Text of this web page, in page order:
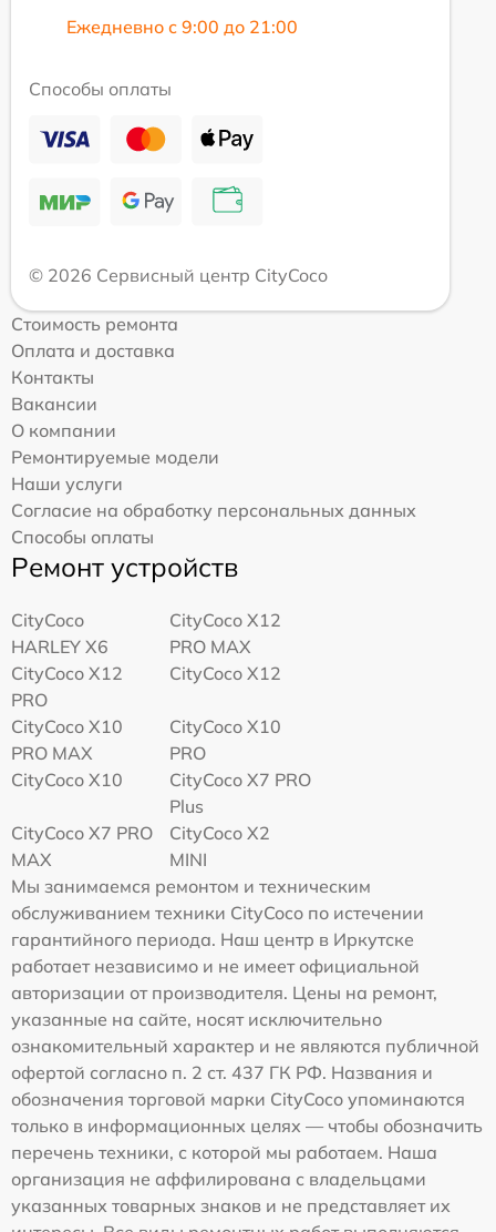
Ежедневно с 9:00 до 21:00
Способы оплаты
© 2026 Сервисный центр CityCoco
Стоимость ремонта
Оплата и доставка
Контакты
Вакансии
О компании
Ремонтируемые модели
Наши услуги
Согласие на обработку персональных данных
Способы оплаты
Ремонт устройств
CityCoco
HARLEY X6
CityCoco X12
PRO MAX
CityCoco X12
PRO
CityCoco X12
CityCoco X10
PRO MAX
CityCoco X10
PRO
CityCoco X10
CityCoco X7 PRO
Plus
CityCoco X7 PRO
MAX
CityCoco X2
MINI
Мы занимаемся ремонтом и техническим
обслуживанием техники CityCoco по истечении
гарантийного периода. Наш центр в Иркутске
работает независимо и не имеет официальной
авторизации от производителя. Цены на ремонт,
указанные на сайте, носят исключительно
ознакомительный характер и не являются публичной
офертой согласно п. 2 ст. 437 ГК РФ. Названия и
обозначения торговой марки CityCoco упоминаются
только в информационных целях — чтобы обозначить
перечень техники, с которой мы работаем. Наша
организация не аффилирована с владельцами
указанных товарных знаков и не представляет их